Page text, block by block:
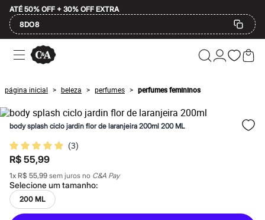
ATÉ 50% OFF + 30% OFF EXTRA
8DO8
Ofertas
Compre por Departamento
Masculino
Infantil
Calçados
Mindse7
Plus Size
Até 20% off
Até 40% off
Até 60% off
A partir de 60% off
Feminino
Em alta
Inverno
Alfaiataria
página inicial > beleza > perfumes > perfumes femininos
body splash ciclo jardin flor de laranjeira 200ml 200 ML
(3)
R$ 55,99
1x R$ 55,99 sem juros no C&A Pay
Selecione umtamanho:
200 ML